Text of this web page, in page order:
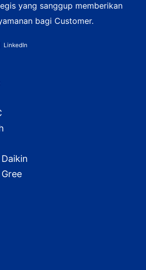
yang sanggup memberikan
bagi Customer.
LinkedIn